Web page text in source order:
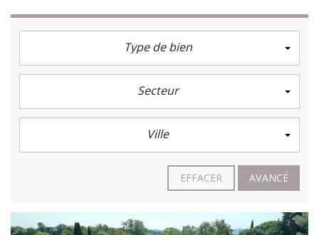
Type de bien
Secteur
Ville
EFFACER AVANCÉ